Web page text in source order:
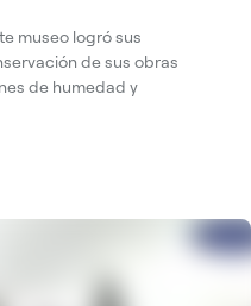
museo logró sus
de sus obras
de humedad y